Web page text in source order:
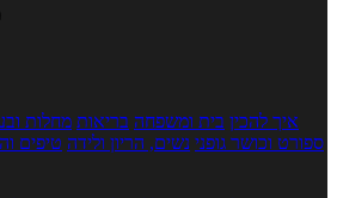
איך להכין בית ומשפחה בריאות מחלות
ספורט וכושר גופני נשים, הריון ולידה טיפים